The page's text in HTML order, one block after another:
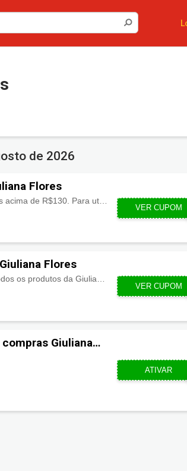
de 2026
Flores
VER CUPOM
Flores
Economize com R$40,00 de descontos em todos os produtos da Giuliana Flores
VER CUPOM
Giuliana
ATIVAR